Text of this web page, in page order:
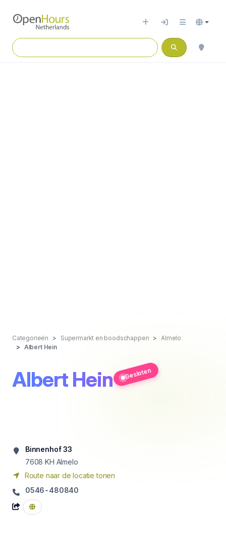
Categorieën Supermarkt en boodschappen
Almelo
Albert Hein
Albert Hein Gesloten
Binnenhof 33
7608 KH Almelo
Route naar de locatie tonen
0546-480840